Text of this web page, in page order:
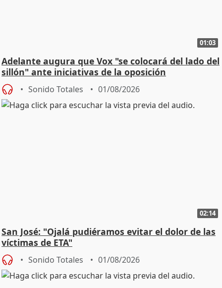
01:03
Adelante augura que Vox "se colocará del lado del
sillón" ante iniciativas de la oposición
Sonido Totales 01/08/2026
02:14
San José: "Ojalá pudiéramos evitar el dolor de las
víctimas de ETA"
Sonido Totales 01/08/2026